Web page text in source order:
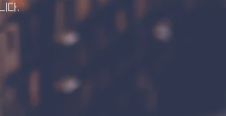
다.